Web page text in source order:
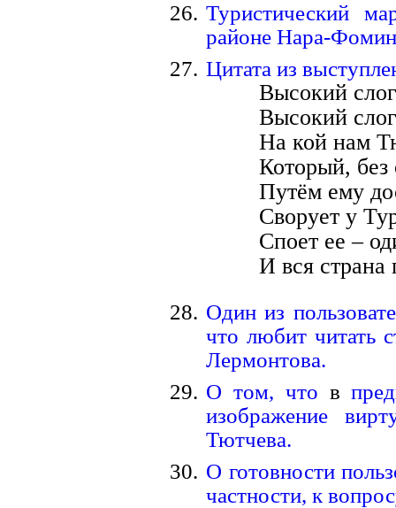
Туристический
районе Нара-
Цитата из
Высокий
Высокий
На кой нам
Который, без
Путём ему
Сворует у
Споет ее –
И вся страна
Один из
что любит читать
Лермонтова.
О том, что в
изображение
Тютчева.
О готовности
частности, к